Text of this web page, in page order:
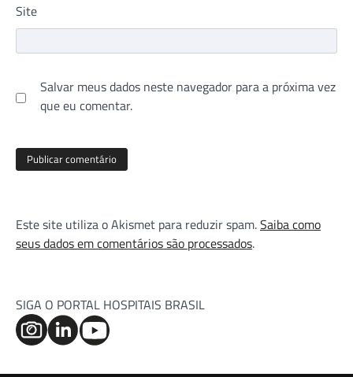
Site
Salvar meus dados neste navegador para a próxima vez
que eu comentar.
Este site utiliza o Akismet para reduzir spam.Saiba como
seus dados em comentários são processados.
SIGA O PORTAL HOSPITAIS BRASIL